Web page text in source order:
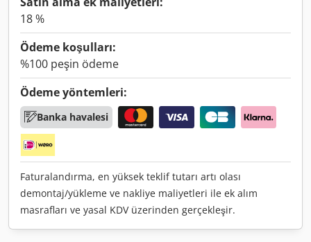
18 %
Ödeme koşulları:
%100 peşin ödeme
Ödeme yöntemleri:
Banka havalesi
Faturalandırma, en yüksek teklif tutarı artı olası
demontaj/yükleme ve nakliye maliyetleri ile ek alım
masrafları ve yasal KDV üzerinden gerçekleşir.